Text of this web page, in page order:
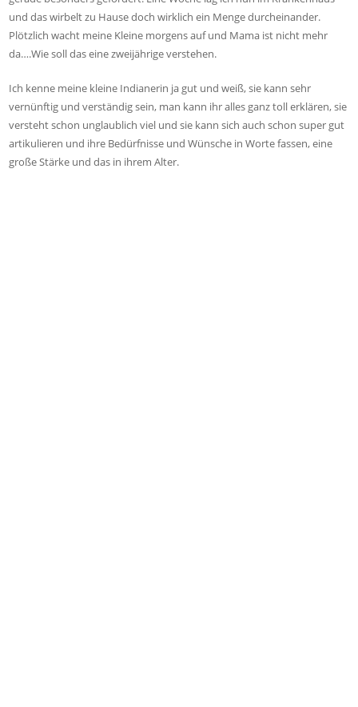
und das wirbelt zu Hause doch wirklich ein Menge durcheinander.
Plötzlich wacht meine Kleine morgens auf und Mama ist nicht mehr
da….Wie soll das eine zweijährige verstehen.
Ich kenne meine kleine Indianerin ja gut und weiß, sie kann sehr
vernünftig und verständig sein, man kann ihr alles ganz toll erklären, sie
versteht schon unglaublich viel und sie kann sich auch schon super gut
artikulieren und ihre Bedürfnisse und Wünsche in Worte fassen, eine
große Stärke und das in ihrem Alter.